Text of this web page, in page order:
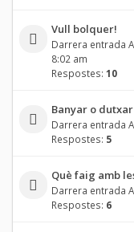
Vull bolquer!
Darrera entrada
8:02 am
Respostes: 10
Banyar o dutxar
Darrera entrada
Respostes: 5
Què faig amb
Darrera entrada
Respostes: 6